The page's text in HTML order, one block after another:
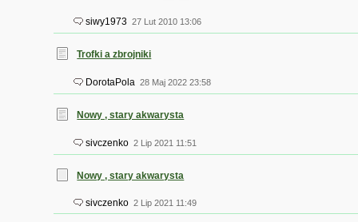
siwy1973 27 Lut 2010 13:06
Trofki a zbrojniki
DorotaPola 28 Maj 2022 23:58
Nowy , stary akwarysta
sivczenko 2 Lip 2021 11:51
Nowy , stary akwarysta
sivczenko 2 Lip 2021 11:49